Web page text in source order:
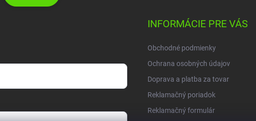
INFORMÁCIE PRE VÁS
Obchodné podmienky
Ochrana osobných údajov
Doprava a platba za tovar
Reklamačný poriadok
Reklamačný formulár